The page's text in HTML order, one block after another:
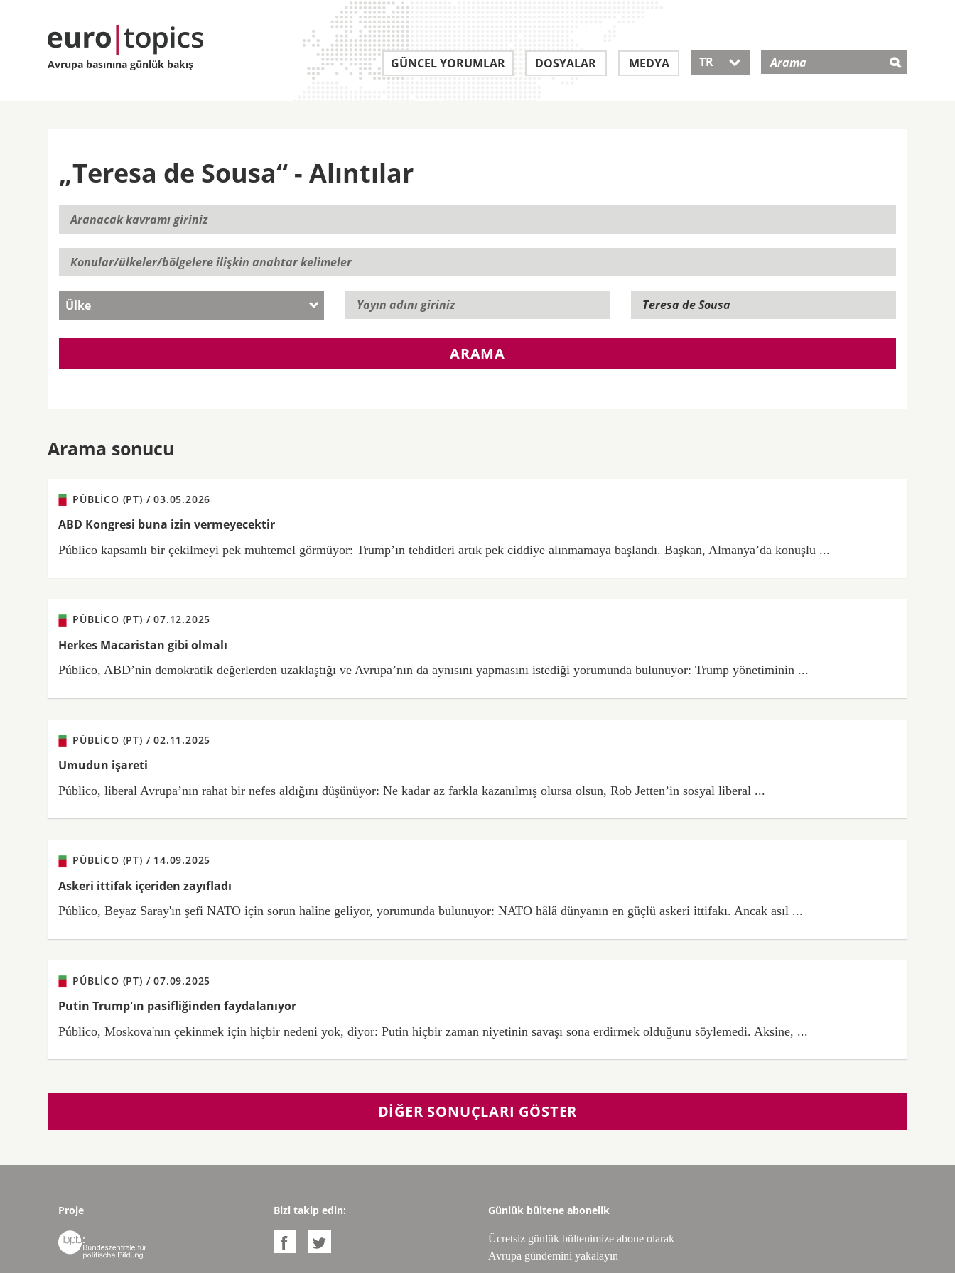
Avrupa basınına günlük bakış GÜNCEL YORUMLAR DOSYALAR MEDYA TR 
„Teresa de Sousa“ - Alıntılar
Ülke
ARAMA
Arama sonucu
PÚBLICO (PT) /03.05.2026
ABD Kongresi buna izin vermeyecektir
Público kapsamlı bir çekilmeyi pek muhtemel görmüyor: Trump’ın tehditleri artık pek ciddiye alınmamaya başlandı. Başkan, Almanya’da konuşlu ...
PÚBLICO (PT) /07.12.2025
Herkes Macaristan gibi olmalı
Público, ABD’nin demokratik değerlerden uzaklaştığı ve Avrupa’nın da aynısını yapmasını istediği yorumunda bulunuyor: Trump yönetiminin ...
PÚBLICO (PT) /02.11.2025
Umudun işareti
Público, liberal Avrupa’nın rahat bir nefes aldığını düşünüyor: Ne kadar az farkla kazanılmış olursa olsun, Rob Jetten’in sosyal liberal ...
PÚBLICO (PT) / 14.09.2025
Askeri ittifak içeriden zayıfladı
Público, Beyaz Saray'ın şefi NATO için sorun haline geliyor, yorumunda bulunuyor: NATO hâlâ dünyanın en güçlü askeri ittifakı. Ancak asıl ...
PÚBLICO (PT) /07.09.2025
Putin Trump'ın pasifliğinden faydalanıyor
Público, Moskova'nın çekinmek için hiçbir nedeni yok, diyor: Putin hiçbir zaman niyetinin savaşı sona erdirmek olduğunu söylemedi. Aksine, ...
DIĞER SONUÇLARI GÖSTER
Proje

Bizi takip edin:
 
Günlük bültene abonelik
Ücretsiz günlük bültenimize abone olarak
Avrupa gündemini yakalayın